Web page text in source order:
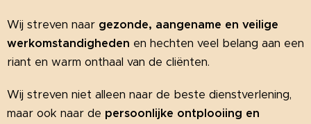
Wij streven naar gezonde, aangename en veilige
werkomstandigheden en hechten veel belang aan een
riant en warm onthaal van de cliënten.
Wij streven niet alleen naar de beste dienstverlening,
maar ook naar de persoonlijke ontplooiing en